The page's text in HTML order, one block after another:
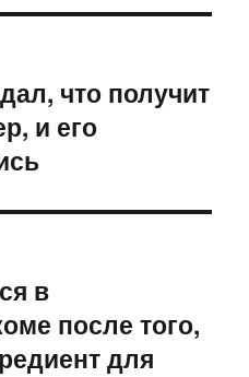
что получит
и его
в
после того,
для